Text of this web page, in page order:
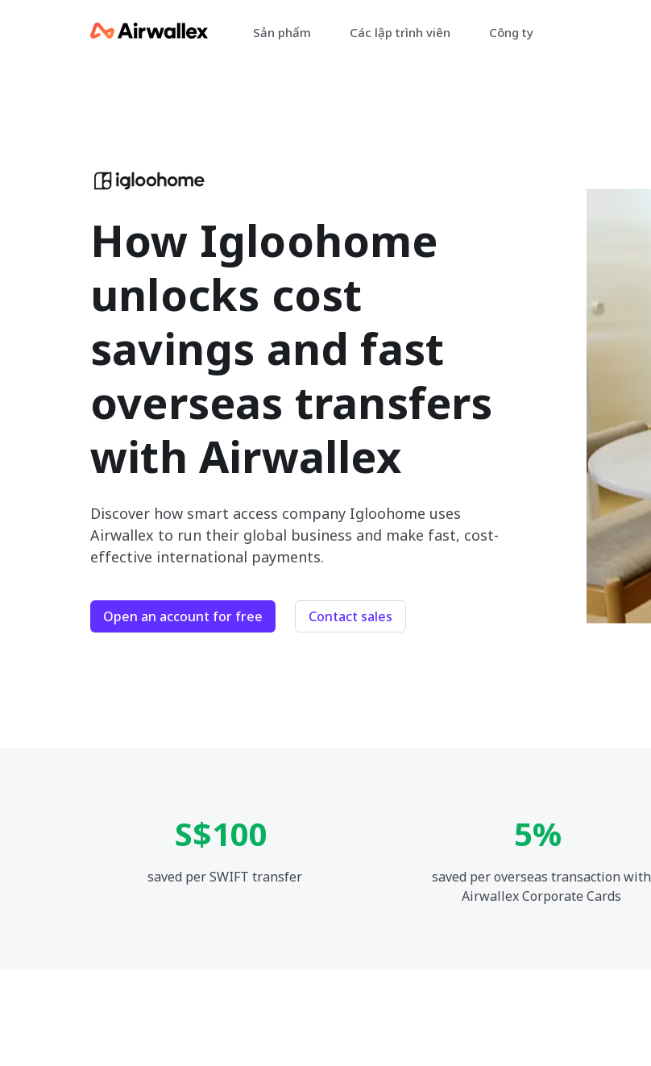
Sản phẩm Các lập trình viên Công ty
How Igloohome
unlocks cost
savings and fast
overseas transfers
with Airwallex
Discover how smart access company Igloohome uses
Airwallex to run their global business and make fast, cost-
effective international payments.
Open an account for free Contact sales
S$100
saved per SWIFT transfer
5%
saved per overseas transaction with
Airwallex Corporate Cards